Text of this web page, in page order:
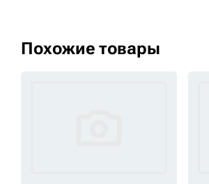
Похожие товары